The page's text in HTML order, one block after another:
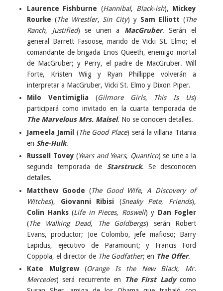
Laurence Fishburne (Hannibal, Black-ish), Mickey
Rourke (The Wrestler, Sin City) y Sam Elliott (The
Ranch, Justified) se unen a MacGruber. Serán el
general Barrett Fasoose, marido de Vicki St. Elmo; el
comandante de brigada Enos Queeth, enemigo mortal
de MacGruber; y Perry, el padre de MacGruber. Will
Forte, Kristen Wiig y Ryan Phillippe volverán a
interpretar a MacGruber, Vicki St. Elmo y Dixon Piper.
Milo Ventimiglia(Gilmore Girls, This Is Us)
participará como invitado en la cuarta temporada de
The Marvelous Mrs. Maisel. No se conocen detalles.
Jameela Jamil (The Good Place) será la villana Titania
en She-Hulk.
Russell Tovey (Years and Years, Quantico) se une a la
segunda temporada de Starstruck. Se desconocen
detalles.
Matthew Goode (The Good Wife, A Discovery of
Witches), Giovanni Ribisi (Sneaky Pete, Friends),
Colin Hanks(Life in Pieces, Roswell) y Dan Fogler
(The Walking Dead, The Goldbergs) serán Robert
Evans, productor; Joe Colombo, jefe mafioso; Barry
Lapidus, ejecutivo de Paramount; y Francis Ford
Coppola, el director de The Godfather; en The Offer.
Kate Mulgrew(Orange Is the New Black, Mr.
Mercedes) será recurrente en The First Ladycomo